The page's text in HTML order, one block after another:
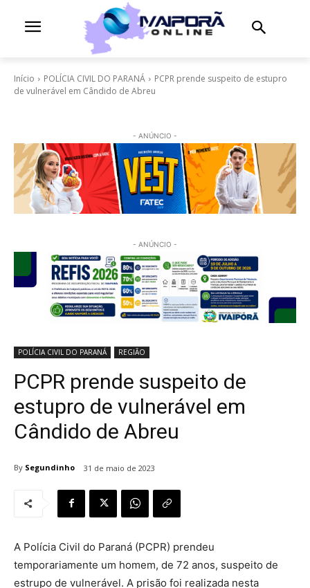
Início POLÍCIA CIVIL DO PARANÁ
PCPR prende suspeito de estupro
de vulnerável em Cândido de Abreu
- ANÚNCIO -
- ANÚNCIO -
POLÍCIA CIVIL DO PARANÁ REGIÃO
PCPR prende suspeito de
estupro de vulnerável em
Cândido de Abreu
By Segundinho 31 de maio de 2023
A Polícia Civil do Paraná (PCPR) prendeu
temporariamente um homem, de 72 anos, suspeito de
estrupo de vulnerável. A prisão foi realizada nesta